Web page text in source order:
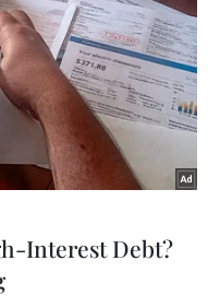
Interest Debt?